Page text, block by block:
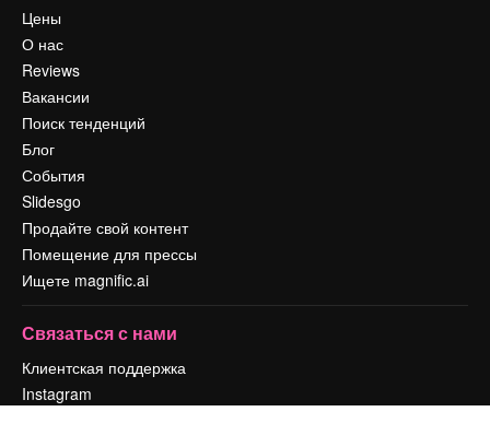
Цены
О нас
Reviews
Вакансии
Поиск тенденций
Блог
События
Slidesgo
Продайте свой контент
Помещение для прессы
Ищете magnific.ai
Связаться с нами
Клиентская поддержка
Instagram